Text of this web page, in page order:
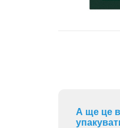
А ще це